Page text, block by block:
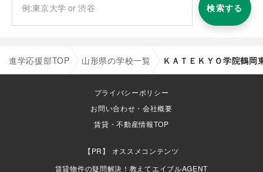
検索する
進学応援部TOP 山形県の学校一覧 ＫＡＴＥＫＹＯ学院鶴岡
プライバシーポリシー
お問い合わせ・会社概要
賃貸・不動産情報TOP
オススメコンテンツ
賃貸物件の疑問解決！教えてエイブルAGENT